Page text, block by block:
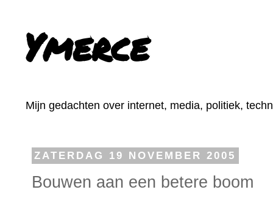
Ymerce
Mijn gedachten over internet, media, politiek,
ZATERDAG 19 NOVEMBER 2005
Bouwen aan een betere boom